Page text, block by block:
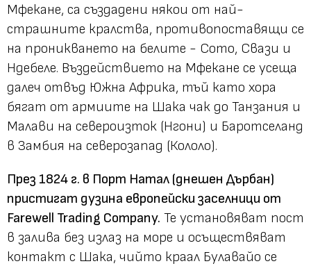
Мфекане, са създадени някои от най-
страшните кралства, противопоставящи се
на проникването на белите - Сото, Свази и
Ндебеле. Въздействието на Мфекане се усеща
далеч отвъд Южна Африка, тъй като хора
бягат от армиите на Шака чак до Танзания и
Малави на североизток (Нгони) и Баротселанд
в Замбия на северозапад (Кололо).
През 1824 г. в Порт Натал (днешен Дърбан)
пристигат дузина европейски заселници от
Farewell Trading Company. Те установяват пост
в залива без излаз на море и осъществяват
контакт с Шака, чийто краал Булавайо се